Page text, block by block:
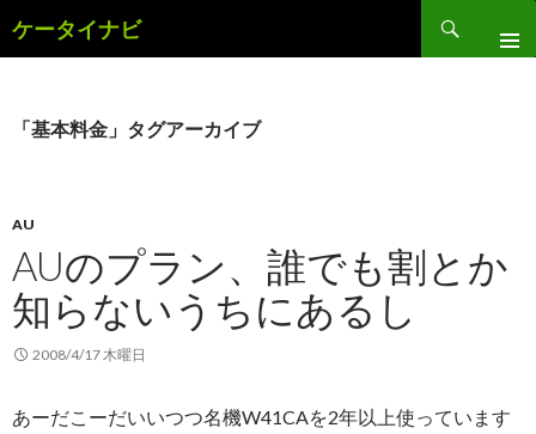
ケータイナビ
索
ン
キ
ッ
プ
「基本料金」タグアーカイブ
AU
AUのプラン、誰でも割とか
知らないうちにあるし
2008/4/17 木曜日
あーだこーだいいつつ名機W41CAを2年以上使っています